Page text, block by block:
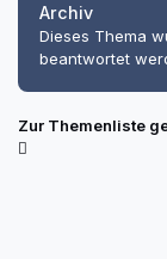
Archiv
Dieses Thema
beantwortet
Zur Themenliste